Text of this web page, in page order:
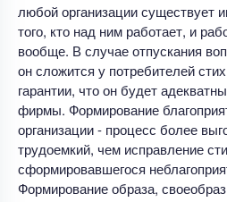
любой организации существует
того, кто над ним работает, и
вообще. В случае отпускания
он сложится у потребителей
гарантии, что он будет
фирмы. Формирование
организации - процесс более
трудоемкий, чем исправление
сформировавшегося
Формирование образа,